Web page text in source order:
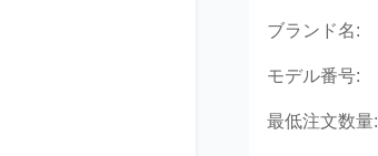
ブランド名:
モデル番号:
最低注文数量: